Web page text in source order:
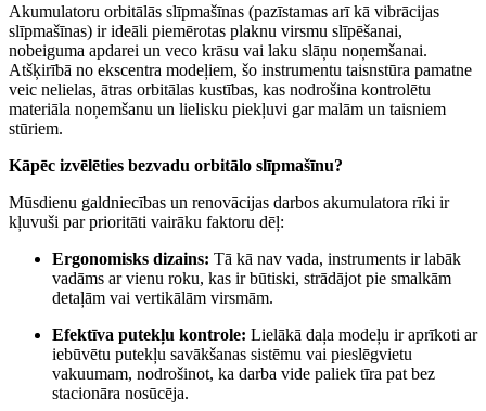
Akumulatoru orbitālās slīpmašīnas (pazīstamas arī kā vibrācijas
slīpmašīnas) ir ideāli piemērotas plaknu virsmu slīpēšanai,
nobeiguma apdarei un veco krāsu vai laku slāņu noņemšanai.
Atšķirībā no ekscentra modeļiem, šo instrumentu taisnstūra pamatne
veic nelielas, ātras orbitālas kustības, kas nodrošina kontrolētu
materiāla noņemšanu un lielisku piekļuvi gar malām un taisniem
stūriem.
Kāpēc izvēlēties bezvadu orbitālo slīpmašīnu?
Mūsdienu galdniecības un renovācijas darbos akumulatora rīki ir
kļuvuši par prioritāti vairāku faktoru dēļ:
Ergonomisks dizains: Tā kā nav vada, instruments ir labāk
vadāms ar vienu roku, kas ir būtiski, strādājot pie smalkām
detaļām vai vertikālām virsmām.
Efektīva putekļu kontrole: Lielākā daļa modeļu ir aprīkoti ar
iebūvētu putekļu savākšanas sistēmu vai pieslēgvietu
vakuumam, nodrošinot, ka darba vide paliek tīra pat bez
stacionāra nosūcēja.